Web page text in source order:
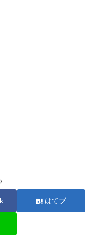
はてブ